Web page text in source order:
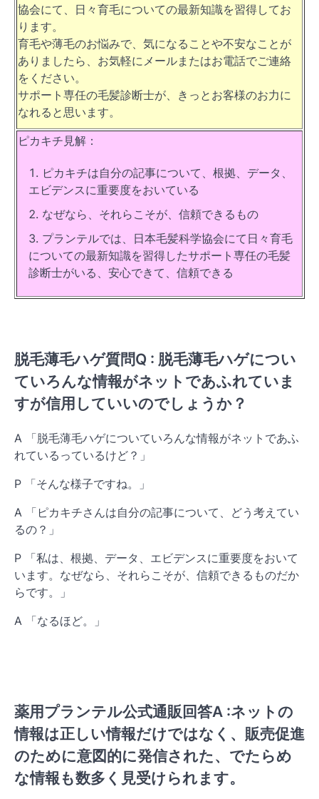
協会にて、日々育毛についての最新知識を習得してお
ります。
育毛や薄毛のお悩みで、気になることや不安なことが
ありましたら、お気軽にメールまたはお電話でご連絡
をください。
サポート専任の毛髪診断士が、きっとお客様のお力に
なれると思います。
ピカキチ見解：
ピカキチは自分の記事について、根拠、データ、
エビデンスに重要度をおいている
なぜなら、それらこそが、信頼できるもの
プランテルでは、日本毛髪科学協会にて日々育毛
についての最新知識を習得したサポート専任の毛髪
診断士がいる、安心できて、信頼できる
脱毛薄毛ハゲ質問Q : 脱毛薄毛ハゲについ
ていろんな情報がネットであふれていま
すが信用していいのでしょうか？
A 「脱毛薄毛ハゲについていろんな情報がネットであふ
れているっているけど？」
P 「そんな様子ですね。」
A 「ピカキチさんは自分の記事について、どう考えてい
るの？」
P 「私は、根拠、データ、エビデンスに重要度をおいて
います。なぜなら、それらこそが、信頼できるものだか
らです。」
A 「なるほど。」
薬用プランテル公式通販回答A :ネットの
情報は正しい情報だけではなく、販売促進
のために意図的に発信された、でたらめ
な情報も数多く見受けられます。